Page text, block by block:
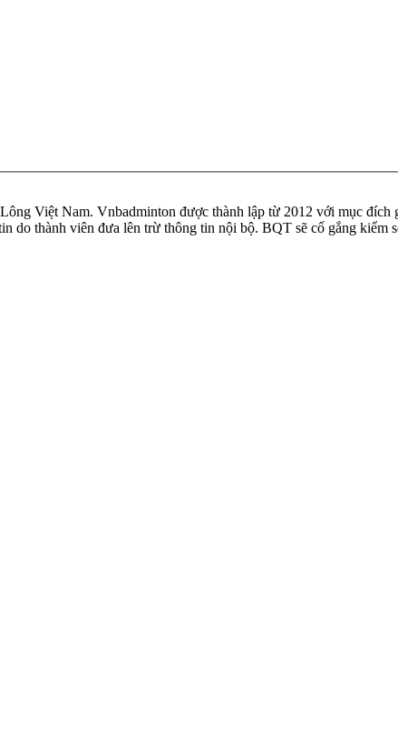
Việt Nam. Vnbadminton được thành lập từ 2012 với mục
do thành viên đưa lên trừ thông tin nội bộ. BQT sẽ cố gắng kiểm